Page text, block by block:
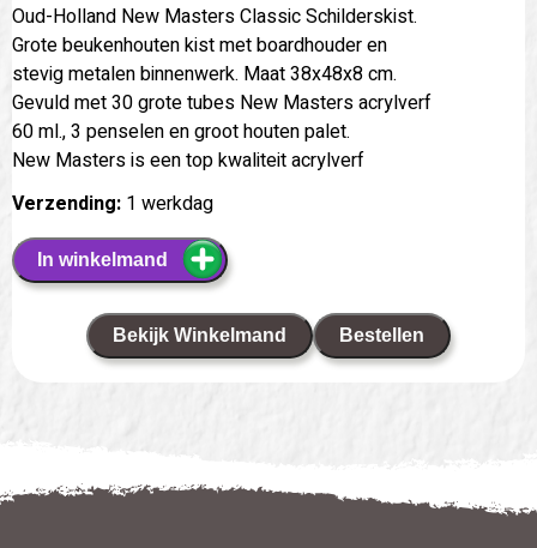
Oud-Holland New Masters Classic Schilderskist.
Grote beukenhouten kist met boardhouder en
stevig metalen binnenwerk. Maat 38x48x8 cm.
Gevuld met 30 grote tubes New Masters acrylverf
60 ml., 3 penselen en groot houten palet.
New Masters is een top kwaliteit acrylverf
Verzending: 1 werkdag
In winkelmand
Bekijk Winkelmand Bestellen